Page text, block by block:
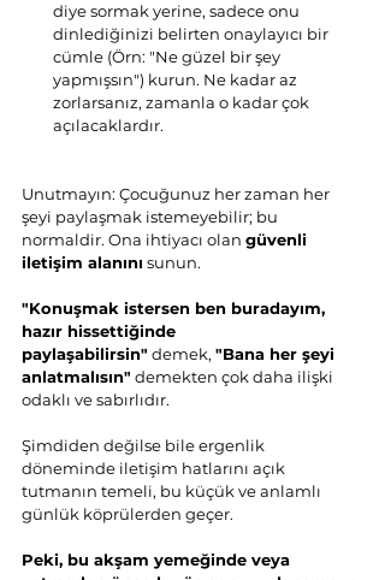
diye sormak yerine, sadece onu
dinlediğinizi belirten onaylayıcı bir
cümle (Örn: "Ne güzel bir şey
yapmışsın") kurun. Ne kadar az
zorlarsanız, zamanla o kadar çok
açılacaklardır.
Unutmayın: Çocuğunuz her zaman her
şeyi paylaşmak istemeyebilir; bu
normaldir. Ona ihtiyacı olan güvenli
iletişim alanını sunun.
"Konuşmak istersen ben buradayım,
hazır hissettiğinde
paylaşabilirsin" demek, "Bana her şeyi
anlatmalısın" demekten çok daha ilişki
odaklı ve sabırlıdır.
Şimdiden değilse bile ergenlik
döneminde iletişim hatlarını açık
tutmanın temeli, bu küçük ve anlamlı
günlük köprülerden geçer.
Peki, bu akşam yemeğinde veya